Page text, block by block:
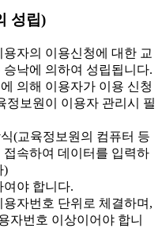
성립)
자의 이용신청에 대한 교
낙에 의하여 성립됩니다.
의해 이용자가 이용 신청
정보원이 이용자 관리시 필
(교육정보원의 컴퓨터 등
접속하여 데이터를 입력하
)
여야 합니다.
자번호 단위로 체결하며,
자번호 이상이어야 합니